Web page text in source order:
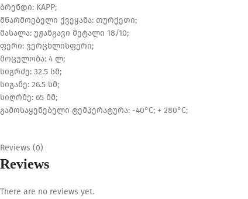
ბრენდი: KAPP;
მწარმოებელი ქვეყანა: თურქეთი;
მასალა: უჟანგავი მეტალი 18/10;
ფერი: ვერცხლისფერი;
მოცულობა: 4 ლ;
სიგრძე: 32.5 სმ;
სიგანე: 26.5 სმ;
სიღრმე: 65 მმ;
გამოსაყენებელი ტემპერატურა: -40°C; + 280°C;
Reviews (0)
Reviews
There are no reviews yet.